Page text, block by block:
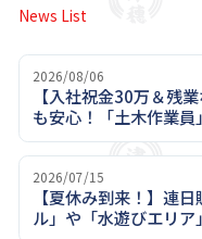
News List
2026/08/06
【入社祝金30万＆残
も安心！「土木作業員
2026/07/15
【夏休み到来！】連
ル」や「水遊びエリ